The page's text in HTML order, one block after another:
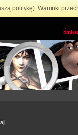
politykę). Warunki